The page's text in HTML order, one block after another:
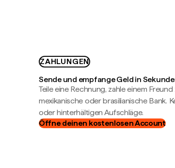
ZAHLUNGEN
Sende und empfange Geld in
Teile eine Rechnung, zahle einem
mexikanische oder brasilianische Bank.
oder hinterhältigen Aufschläge.
Öffne deinen kostenlosen Account